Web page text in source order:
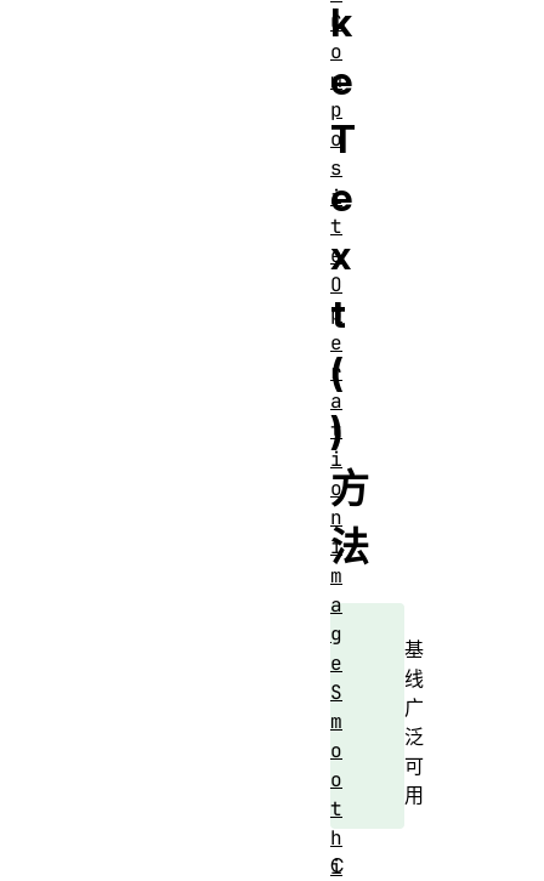
k
e
T
e
x
t
(
)
方
法
基
线
广
泛
可
用
C
C
o
m
p
o
s
i
t
e
O
p
e
r
a
t
i
o
n
i
m
a
g
e
S
m
o
o
t
h
i